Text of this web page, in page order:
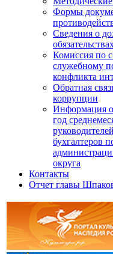
Формы
Сведения о
Комиссия по
служебному
конфликта
Обратная
коррупции
Информация о
год
бухгалтеров
округа
Контакты
Отчет главы